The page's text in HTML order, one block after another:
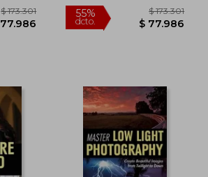
$ 222.516
$ 100.132
55%
dcto. $